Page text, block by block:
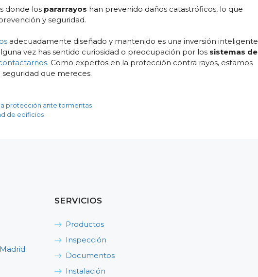
donde los pararrayos han prevenido daños catastróficos, lo que
y seguridad.
adecuadamente diseñado y mantenido es una inversión inteligente
vez has sentido curiosidad o preocupación por los sistemas de
. Como expertos en la protección contra rayos, estamos
que mereces.
protección ante tormentas
de edificios
SERVICIOS
Productos
Inspección
Documentos
Instalación